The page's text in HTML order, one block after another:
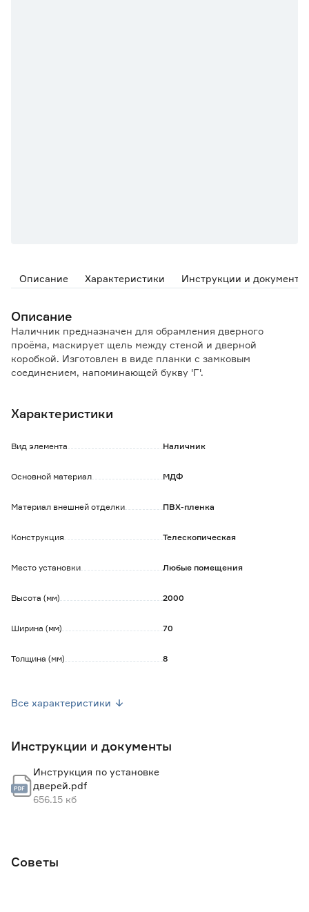
Описание Характеристики Инструкции и документы
Описание
Наличник предназначен для обрамления дверного
проёма, маскирует щель между стеной и дверной
коробкой. Изготовлен в виде планки с замковым
соединением, напоминающей букву 'Г'.
- телескопическая конструкция позволяет устанавливать
- ПВХ устойчив к механическим повреждениям и
деформируется со временем.
Характеристики
Вид элемента Наличник
Основной материал МДФ
Материал внешней отделки ПВХ-пленка
Конструкция Телескопическая
Место установки Любые помещения
Высота (мм) 2000
Ширина (мм) 70
Толщина (мм) 8
Страна производства Россия
Цвет
Все характеристики
Инструкции и документы
Инструкция по установке
дверей.pdf
656.15 кб
Советы